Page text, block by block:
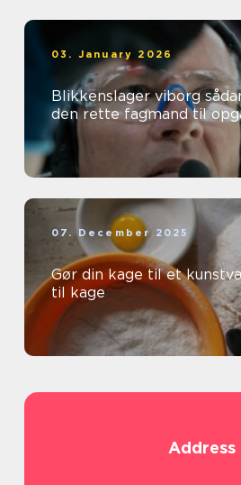
03. January 2026
Blikkenslager viborg sådan vælger du
den rette fagmand til
07. December 2025
Gør din kage til et
til kage
Address